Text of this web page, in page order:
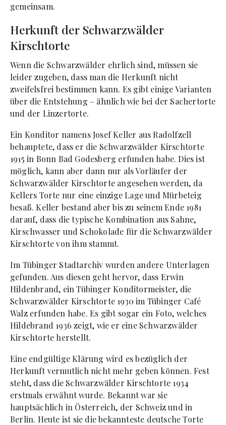
gemeinsam.
Herkunft der Schwarzwälder
Kirschtorte
Wenn die Schwarzwälder ehrlich sind, müssen sie
leider zugeben, dass man die Herkunft nicht
zweifelsfrei bestimmen kann. Es gibt einige Varianten
über die Entstehung – ähnlich wie bei der Sachertorte
und der Linzertorte.
Ein Konditor namens Josef Keller aus Radolfzell
behauptete, dass er die Schwarzwälder Kirschtorte
1915 in Bonn Bad Godesberg erfunden habe. Dies ist
möglich, kann aber dann nur als Vorläufer der
Schwarzwälder Kirschtorte angesehen werden, da
Kellers Torte nur eine einzige Lage und Mürbeteig
besaß. Keller bestand aber bis zu seinem Ende 1981
darauf, dass die typische Kombination aus Sahne,
Kirschwasser und Schokolade für die Schwarzwälder
Kirschtorte von ihm stammt.
Im Tübinger Stadtarchiv wurden andere Unterlagen
gefunden. Aus diesen geht hervor, dass Erwin
Hildenbrand, ein Tübinger Konditormeister, die
Schwarzwälder Kirschtorte 1930 im Tübinger Café
Walz erfunden habe. Es gibt sogar ein Foto, welches
Hildebrand 1936 zeigt, wie er eine Schwarzwälder
Kirschtorte herstellt.
Eine endgültige Klärung wird es bezüglich der
Herkunft vermutlich nicht mehr geben können. Fest
steht, dass die Schwarzwälder Kirschtorte 1934
erstmals erwähnt wurde. Bekannt war sie
hauptsächlich in Österreich, der Schweiz und in
Berlin. Heute ist sie die bekannteste deutsche Torte